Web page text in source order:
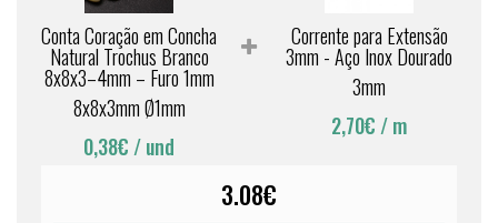
Conta Coração em Concha
Natural Trochus Branco
8x8x3–4mm – Furo 1mm
8x8x3mm Ø1mm
0,38€ / und
Corrente para Extensão
3mm - Aço Inox Dourado
3mm
2,70€ / m
3.08€